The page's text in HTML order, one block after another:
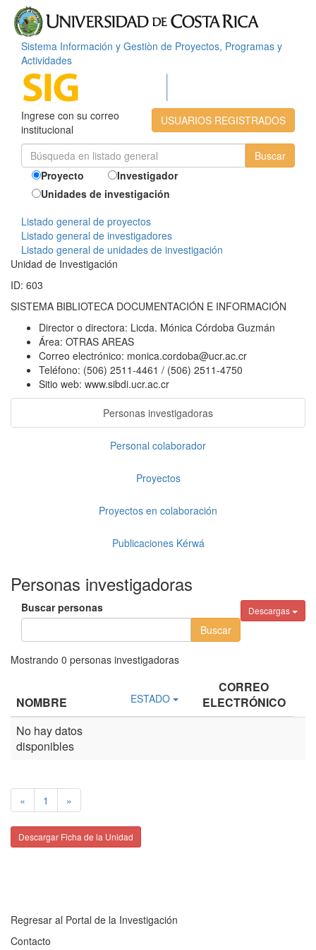
Sistema Información y Gestiòn de Proyectos, Programas y
Actividades
USUARIOS REGISTRADOS
Ingrese con su correo
institucional
Proyecto
Investigador
Unidades de investigación
Listado general de proyectos
Listado general de investigadores
Listado general de unidades de investigación
Unidad de Investigación
ID: 603
SISTEMA BIBLIOTECA DOCUMENTACIÓN E INFORMACIÓN
Director o directora: Licda. Mónica Córdoba Guzmán
Área: OTRAS AREAS
Correo electrónico: monica.cordoba@ucr.ac.cr
Teléfono: (506) 2511-4461 / (506) 2511-4750
Sitio web: www.sibdi.ucr.ac.cr
Personas investigadoras
Personal colaborador
Proyectos
Proyectos en colaboración
Publicaciones Kérwá
Personas investigadoras
Descargas
Buscar personas
Mostrando 0 personas investigadoras
NOMBRE ESTADO
CORREO
ELECTRÓNICO
No hay datos
disponibles
« 1 »
Descargar Ficha de la Unidad
Regresar al Portal de la Investigación
Contacto